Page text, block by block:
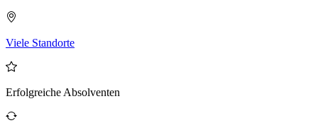
Viele Standorte
Erfolgreiche Absolventen